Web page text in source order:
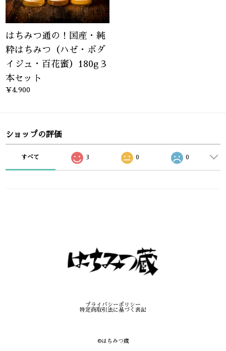
はちみつ通の！国産・純
粋はちみつ（ハゼ・ボダ
イジュ・百花蜜）180g３
本セット
¥4,900
ショップの評価
すべて 3 0 0
プライバシーポリシー
特定商取引法に基づく表記
©︎はちみつ蔵